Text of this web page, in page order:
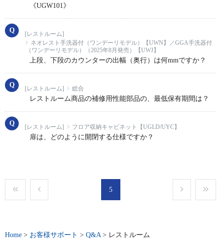
《UGW101》
[レストルーム]
ネオレスト手洗器付（ワンデーリモデル）【UWN】／GGA手洗器付
（ワンデーリモデル）（2025年8月発売）【UWJ】
上段、下段のカウンターの出幅（奥行）は何mmですか？
[レストルーム] 総合
レストルーム商品の補修用性能部品の、最低保有期間は？
[レストルーム] フロア収納キャビネット【UGLD/UYC】
扉は、どのように開閉する仕様ですか？
5
Home > お客様サポート > Q&A> レストルーム